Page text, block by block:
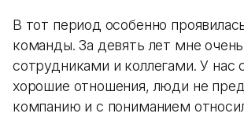
В тот период особенно
команды. За девять лет мне
сотрудниками и коллегами. У нас
хорошие отношения, люди не
компанию и с пониманием